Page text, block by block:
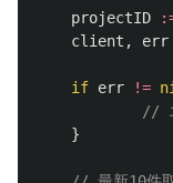
projectID
client , err
if err !=
//
}